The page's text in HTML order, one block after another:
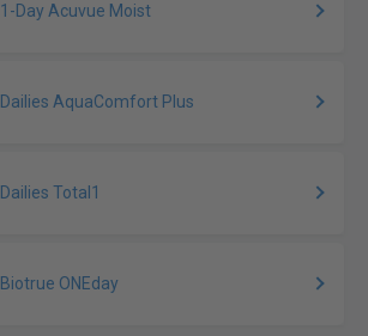
1-Day Acuvue Moist
Dailies AquaComfort Plus
Dailies Total1
Biotrue ONEday